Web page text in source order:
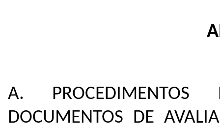
A. PROCEDIMENTOS
DOCUMENTOS DE